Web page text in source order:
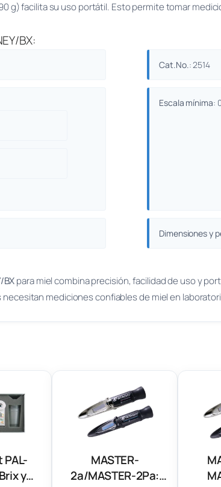
g) facilita su uso portátil. Esto permite tomar
BX:
Cat.No.: 2514
Escala mínima:
Dimensiones y
BXpara miel combina precisión, facilidad de uso y
mediciones confiables de miel en
y
MASTER-
2a/MASTER-2Pa: